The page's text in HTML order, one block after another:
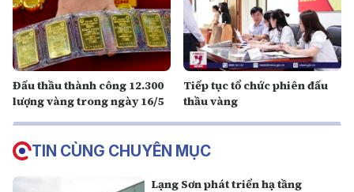
Đấu thầu thành công 12.300
lượng vàng trong ngày 16/5
Tiếp tục tổ chức phiên đấu
thầu vàng
TIN CÙNG CHUYÊN MỤC
Lạng Sơn phát triển hạ tầng